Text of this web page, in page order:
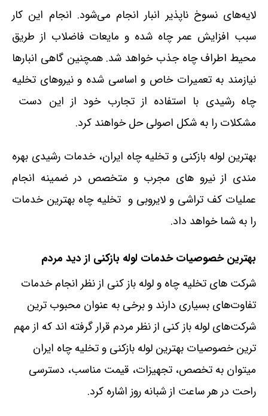
لایه‌های نسوخ ناپذیر انبار انجام می‌شود. انجام این کار
سبب افزایش عمر چاه شده و مایعات فاضلاب از طریق
محیط اطراف چاه جذب خواهد شد. همچنین گاهی انبارها
نیازمند به تعمیرات خاص و اساسی شده و نیروهای تخلیه
چاه رشیدی با استفاده از تجارب خود از این دست
مشکلات را به شکل اصولی حل خواهند کرد.
بهترین لوله بازکنی و تخلیه چاه ایران، خدمات رشیدی بهره
مندی از نیرو های مجرب و متخصص در ضمینه انجام
عملیات کف تراشی و لایروبی و تخلیه چاه بهترین خدمات
را به شما خواهد داد.
بهترین خصوصیات خدمات لوله بازکنی از دید مردم
شرکت های تخلیه چاه و لوله باز کنی از نظر انجام خدمات
تفاوت‌های بسیاری دارند و برخی به عنوان محبوب ترین
شرکت‌های لوله باز کنی از نظر مردم قرار گرفته‌ اند که از مهم
ترین خصوصیات بهترین لوله بازکنی و تخلیه چاه ایران
میتوان به تخصص، تجهیزات، قیمت مناسب، دسترسی
راحت در هر ساعت از شبانه روز اشاره کرد.